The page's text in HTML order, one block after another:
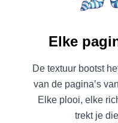
Elke
De textuur bootst
van de pagina’s
Elke plooi, elke
trekt je